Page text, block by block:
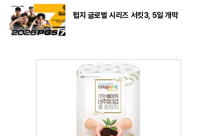
펍지 글로벌 시리즈 서킷3, 5일 개막